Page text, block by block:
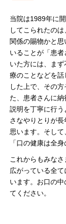
当院は1989年に
してこられたの
関係の賜物かと
いることが「患
いた方には、ま
療のことなどを
した上で、その
た、患者さんに
説明を丁寧に行
さなやりとりが
思います。そし
「口の健康は全
これからもみな
広がっている全
います。お口の
てください。